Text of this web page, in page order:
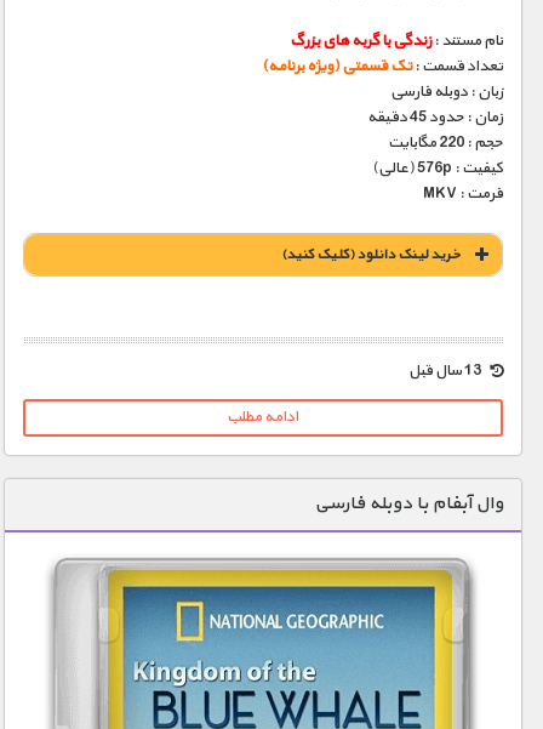
نام مستند :زندگی با گربه های بزرگ
تعداد قسمت :تک قسمتی (ویژه برنامه)
زبان : دوبله فارسی
زمان : حدود 45 دقیقه
حجم : 220 مگابایت
کیفیت : 576p (عالی)
فرمت : MKV
خريد لينک دانلود (کليک کنيد)
1900 تومان – خريد لينک دانلود (افزودن به سبد خريد)
ادامه مطلب
وال آبفام با دوبله فارسی